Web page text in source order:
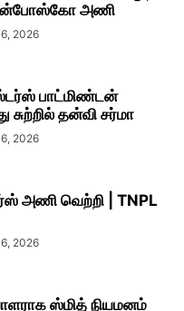
அணி
2026
பாட்மிண்டன்
தன்வி சர்மா
2026
அணி வெற்றி | TNPL
2026
ஸ்மித் நியமனம்